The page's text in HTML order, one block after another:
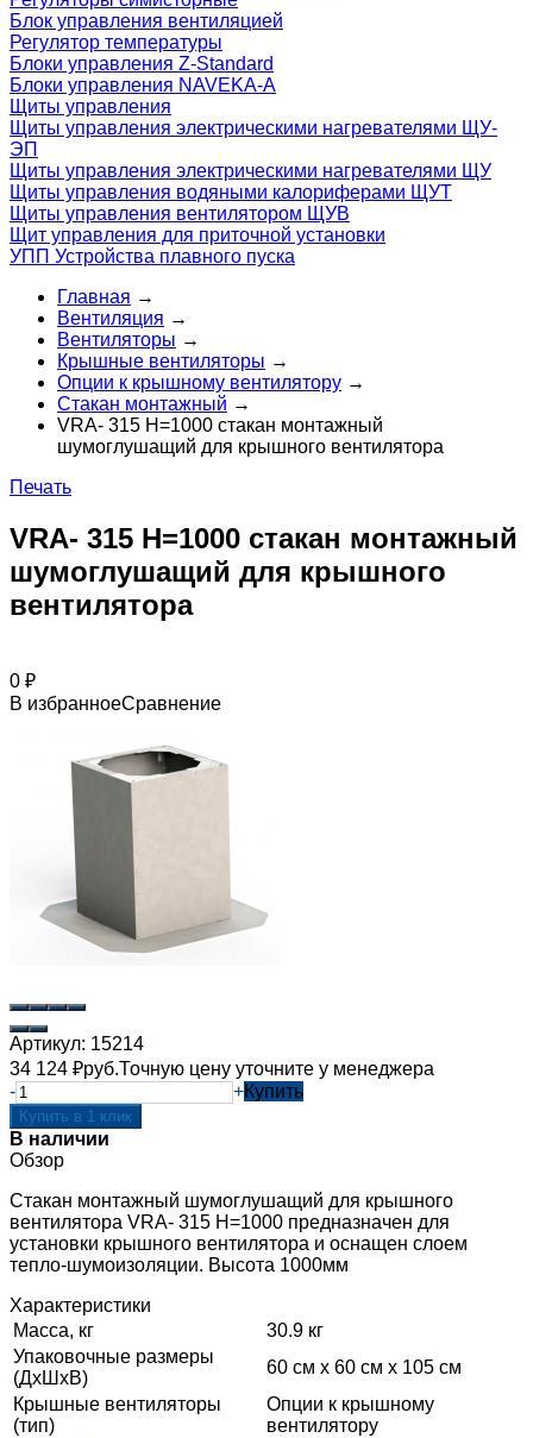
Блок управления вентиляцией
Регулятор температуры
Блоки управления Z-Standard
Блоки управления NAVEKA-A
Щиты управления
Щиты управления электрическими нагревателями ЩУ-
ЭП
Щиты управления электрическими нагревателями ЩУ
Щиты управления водяными калориферами ЩУТ
Щиты управления вентилятором ЩУВ
Щит управления для приточной установки
УПП Устройства плавного пуска
Главная →
Вентиляция →
Вентиляторы →
Крышные вентиляторы →
Опции к крышному вентилятору →
Стакан монтажный →
VRA- 315 H=1000 стакан монтажный
шумоглушащий для крышного вентилятора
Печать
VRA- 315 H=1000 стакан монтажный
шумоглушащий для крышного
вентилятора
0 ₽
В избранноеСравнение
Артикул: 15214
34 124 ₽руб.Точную цену уточните у менеджера
-
+Купить
В наличии
Обзор
Стакан монтажный шумоглушащий для крышного
вентилятора VRA- 315 H=1000 предназначен для
установки крышного вентилятора и оснащен слоем
тепло-шумоизоляции. Высота 1000мм
Характеристики
Масса, кг
30.9 кг
Упаковочные размеры
(ДхШхВ)
60 см x 60 см x 105 см
Крышные вентиляторы
(тип)
Опции к крышному
вентилятору